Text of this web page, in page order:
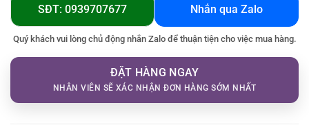
SĐT: 0939707677 Nhắn qua Zalo
Quý khách vui lòng chủ động nhắn Zalo để thuận tiện cho việc mua hàng.
ĐẶT HÀNG NGAY
NHÂN VIÊN SẼ XÁC NHẬN ĐƠN HÀNG SỚM NHẤT